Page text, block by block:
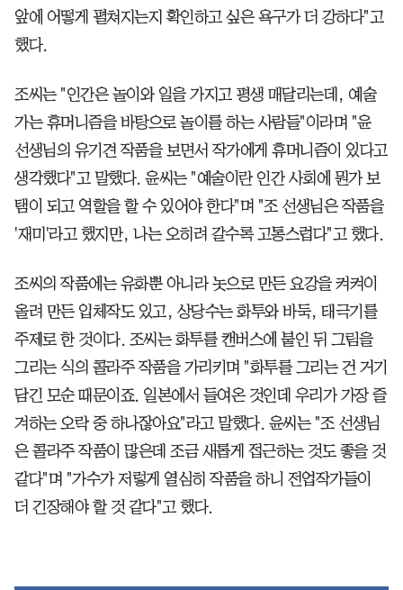
앞에 어떻게 펼쳐지는지 확인하고 싶은 욕구가 더 강하다"고
했다.
조씨는 "인간은 놀이와 일을 가지고 평생 매달리는데, 예술
가는 휴머니즘을 바탕으로 놀이를 하는 사람들"이라며 "윤
선생님의 유기견 작품을 보면서 작가에게 휴머니즘이 있다고
생각했다"고 말했다. 윤씨는 "예술이란 인간 사회에 뭔가 보
탬이 되고 역할을 할 수 있어야 한다"며 "조 선생님은 작품을
'재미'라고 했지만, 나는 오히려 갈수록 고통스럽다"고 했다.
조씨의 작품에는 유화뿐 아니라 놋으로 만든 요강을 켜켜이
올려 만든 입체작도 있고, 상당수는 화투와 바둑, 태극기를
주제로 한 것이다. 조씨는 화투를 캔버스에 붙인 뒤 그림을
그리는 식의 콜라주 작품을 가리키며 "화투를 그리는 건 거기
담긴 모순 때문이죠. 일본에서 들여온 것인데 우리가 가장 즐
겨하는 오락 중 하나잖아요"라고 말했다. 윤씨는 "조 선생님
은 콜라주 작품이 많은데 조금 새롭게 접근하는 것도 좋을 것
같다"며 "가수가 저렇게 열심히 작품을 하니 전업작가들이
더 긴장해야 할 것 같다"고 했다.